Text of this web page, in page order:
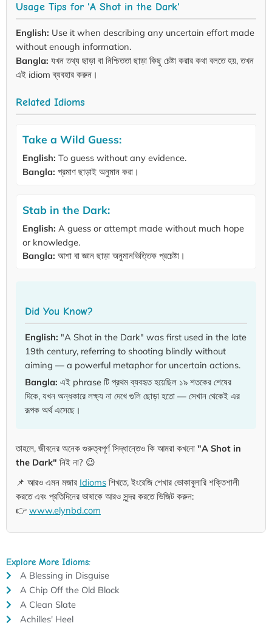
Usage Tips for 'A Shot in the Dark'
English: Use it when describing any uncertain effort made
without enough information.
Bangla: যখন তথ্য ছাড়া বা নিশ্চিততা ছাড়া কিছু চেষ্টা করার কথা বলতে হয়, তখন
এই idiom ব্যবহার করুন।
Related Idioms
Take a Wild Guess:
English: To guess without any evidence.
Bangla: প্রমাণ ছাড়াই অনুমান করা।
Stab in the Dark:
English: A guess or attempt made without much hope
or knowledge.
Bangla: আশা বা জ্ঞান ছাড়া অনুমানভিত্তিক প্রচেষ্টা।
Did You Know?
English: "A Shot in the Dark" was first used in the late
19th century, referring to shooting blindly without
aiming — a powerful metaphor for uncertain actions.
Bangla: এই phrase টি প্রথম ব্যবহৃত হয়েছিল ১৯ শতকের শেষের
দিকে, যখন অন্ধকারে লক্ষ্য না দেখে গুলি ছোড়া হতো — সেখান থেকেই এর
রূপক অর্থ এসেছে।
তাহলে, জীবনের অনেক গুরুত্বপূর্ণ সিদ্ধান্তেও কি আমরা কখনো "A Shot in
the Dark" নিই না? 😉
📌 আরও এমন মজার Idioms শিখতে, ইংরেজি শেখার ভোকাবুলারি শক্তিশালী
করতে এবং প্রতিদিনের ভাষাকে আরও সুন্দর করতে ভিজিট করুন:
👉 www.elynbd.com
Explore More Idioms:
A Blessing in Disguise
A Chip Off the Old Block
A Clean Slate
Achilles' Heel